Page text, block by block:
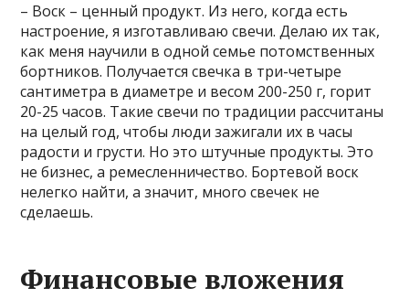
– Воск – ценный продукт. Из него, когда есть
настроение, я изготавливаю свечи. Делаю их так,
как меня научили в одной семье потомственных
бортников. Получается свечка в три-четыре
сантиметра в диаметре и весом 200-250 г, горит
20-25 часов. Такие свечи по традиции рассчитаны
на целый год, чтобы люди зажигали их в часы
радости и грусти. Но это штучные продукты. Это
не бизнес, а ремесленничество. Бортевой воск
нелегко найти, а значит, много свечек не
сделаешь.
Финансовые вложения